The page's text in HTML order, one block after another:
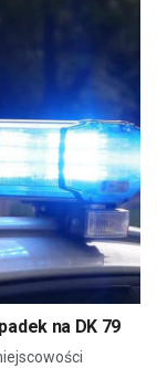
na DK 79